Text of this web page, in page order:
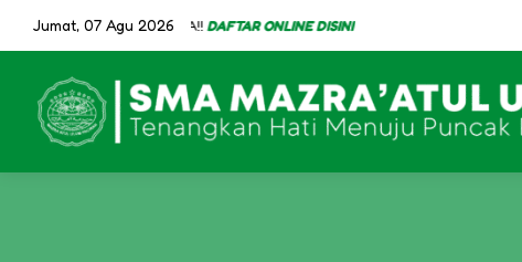
Jumat, 07 Agu 2026
/ 2027 SUDAH DIBUKA!!DAFTAR ONLINE DISINI